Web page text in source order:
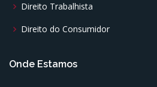
Direito Trabalhista
Direito do Consumidor
Onde Estamos